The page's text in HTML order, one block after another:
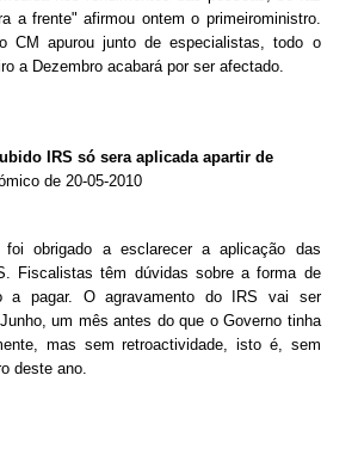
a frente" afirmou ontem o primeiroministro.
CM apurou junto de especialistas, todo o
a Dezembro acabará por ser afectado.
IRS só sera aplicada apartir de
de 20-05-2010
foi obrigado a esclarecer a aplicação das
Fiscalistas têm dúvidas sobre a forma de
a pagar. O agravamento do IRS vai ser
um mês antes do que o Governo tinha
mas sem retroactividade, isto é, sem
deste ano.